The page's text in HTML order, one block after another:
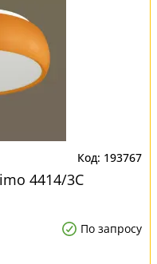
193767
4414/3C
По запросу